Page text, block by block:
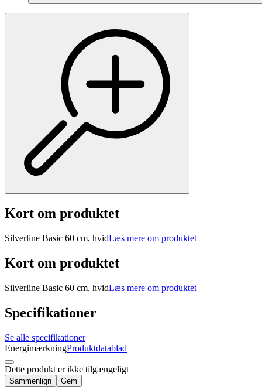
Kort om produktet
Silverline Basic 60 cm, hvidLæs mere om produktet
Kort om produktet
Silverline Basic 60 cm, hvidLæs mere om produktet
Specifikationer
Se alle specifikationer
EnergimærkningProduktdatablad
Dette produkt er ikke tilgængeligt
Sammenlign Gem